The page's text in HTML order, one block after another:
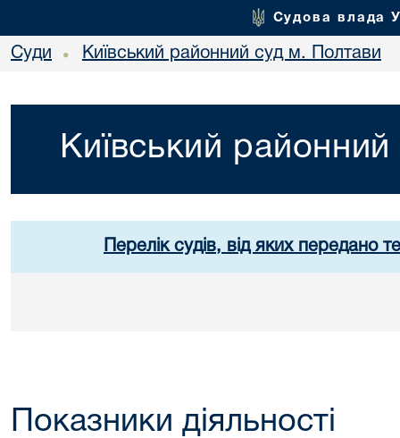
Судова влада
Суди • Київський районний суд м. Полтави
Київський
Перелік судів, від яких передано
Показники діяльності